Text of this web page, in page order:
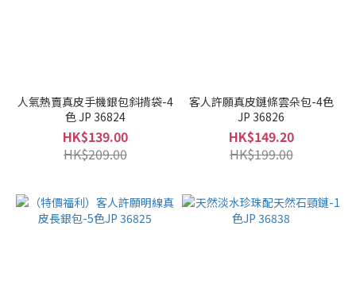
人氣熱賣真皮手機銀包斜揹袋-4
色 JP 36824
HK$139.00
HK$209.00
客人許願真皮鏈條雲朵包-4色
JP 36826
HK$149.20
HK$199.00